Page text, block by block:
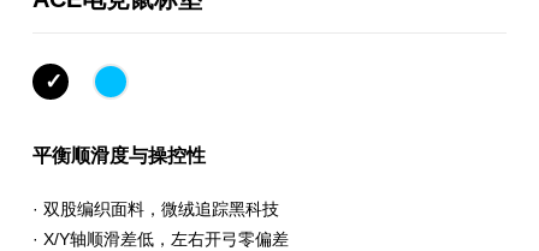
平衡顺滑度与操控性
· 双股编织面料，微绒追踪黑科技
· X/Y轴顺滑差低，左右开弓零偏差